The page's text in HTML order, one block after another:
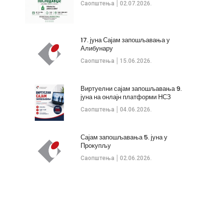
Саопштења 02.07.2026.
Саопштења 15.06.2026.
17. јуна Сајам запошљавања у
Алибунару
Саопштења 04.06.2026.
Виртуелни сајам запошљавања 9.
јуна на онлајн платформи НСЗ
Саопштења 02.06.2026.
Сајам запошљавања 5. јуна у
Прокупљу